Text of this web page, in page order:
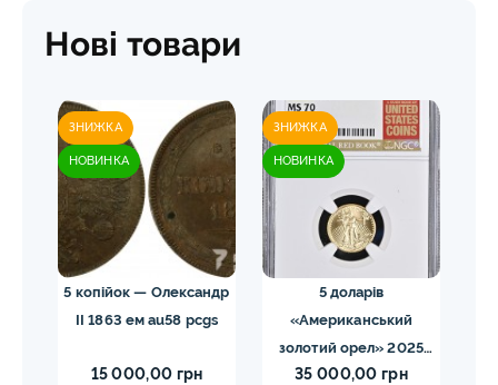
Нові товари
ЗНИЖКА
НОВИНКА
5 копійок — Олександр
II 1863 ем au58 pcgs
15 000,00 грн
ЗНИЖКА
НОВИНКА
5 доларів
«Американський
золотий орел» 2025
MS70 NGC орел тип2
35 000,00 грн